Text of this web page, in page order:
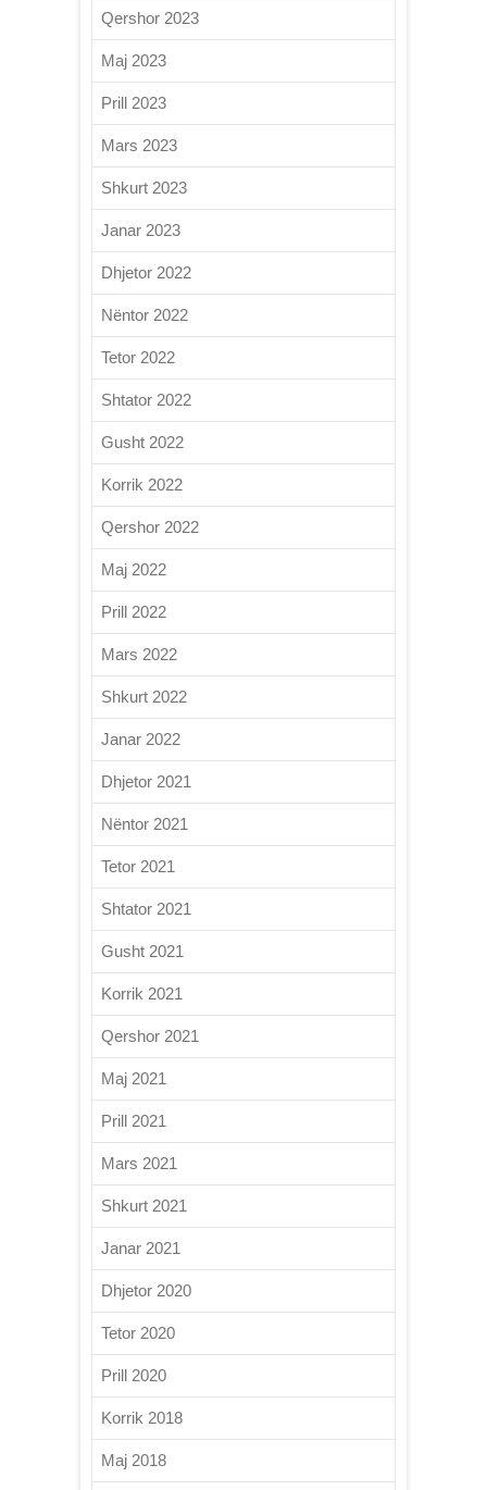
Qershor 2023
Maj 2023
Prill 2023
Mars 2023
Shkurt 2023
Janar 2023
Dhjetor 2022
Nëntor 2022
Tetor 2022
Shtator 2022
Gusht 2022
Korrik 2022
Qershor 2022
Maj 2022
Prill 2022
Mars 2022
Shkurt 2022
Janar 2022
Dhjetor 2021
Nëntor 2021
Tetor 2021
Shtator 2021
Gusht 2021
Korrik 2021
Qershor 2021
Maj 2021
Prill 2021
Mars 2021
Shkurt 2021
Janar 2021
Dhjetor 2020
Tetor 2020
Prill 2020
Korrik 2018
Maj 2018